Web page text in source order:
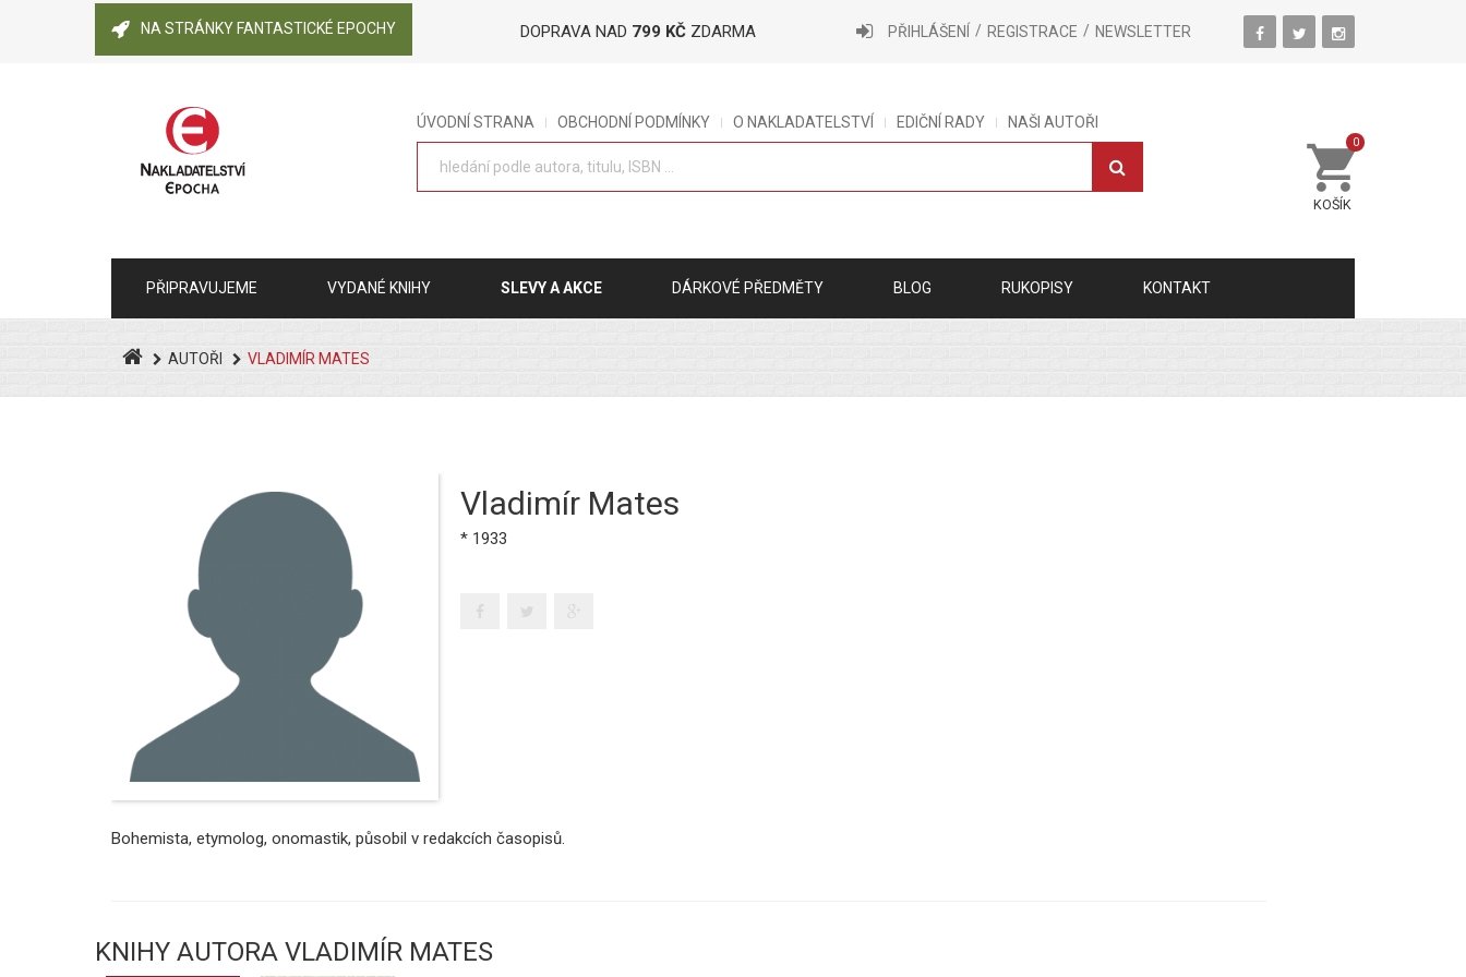
NA STRÁNKY FANTASTICKÉ EPOCHY DOPRAVA NAD 799 KČ ZDARMA PŘIHLÁŠENÍ REGISTRACE NEWSLETTER
ÚVODNÍ STRANA OBCHODNÍ PODMÍNKY O NAKLADATELSTVÍ EDIČNÍ RADY NAŠI AUTOŘI
KOŠÍK
0
PŘIPRAVUJEME VYDANÉ KNIHY SLEVY A AKCE DÁRKOVÉ PŘEDMĚTY BLOG RUKOPISY KONTAKT
AUTOŘI VLADIMÍR MATES
Vladimír Mates
* 1933
Bohemista, etymolog, onomastik, působil v redakcích časopisů.
KNIHY AUTORA VLADIMÍR MATES